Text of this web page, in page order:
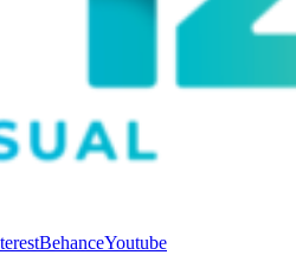
BehanceYoutube